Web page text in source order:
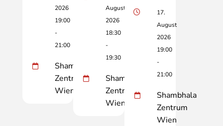
2026
19:00
-
21:00
Shambhala
Zentrum
Wien
August
2026
18:30
-
19:30
Shambhala
Zentrum
Wien
17.
August
2026
19:00
-
21:00
Shambhala
Zentrum
Wien